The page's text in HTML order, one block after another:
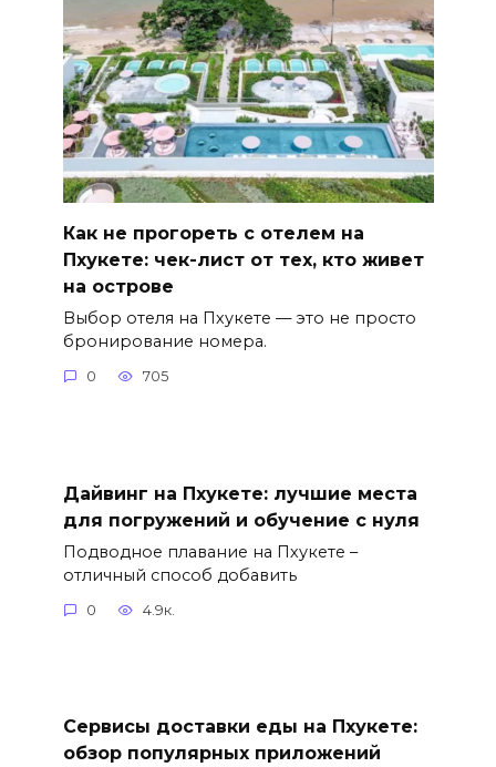
Как не прогореть с отелем на
Пхукете: чек-лист от тех, кто живет
на острове
Выбор отеля на Пхукете — это не просто
бронирование номера.
0 705
Дайвинг на Пхукете: лучшие места
для погружений и обучение с нуля
Подводное плавание на Пхукете –
отличный способ добавить
0 4.9к.
Сервисы доставки еды на Пхукете:
обзор популярных приложений